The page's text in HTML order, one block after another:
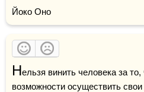
Йоко Оно
Нельзя винить человека за
возможности осуществить